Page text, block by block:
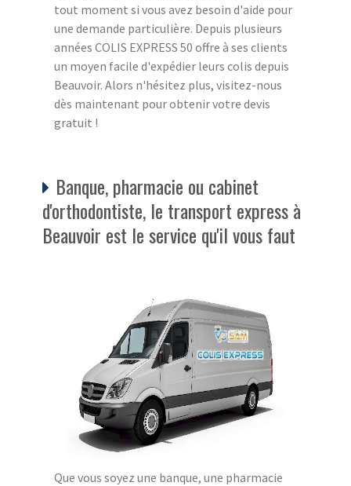
tout moment si vous avez besoin d'aide pour
une demande particulière. Depuis plusieurs
années COLIS EXPRESS 50 offre à ses clients
un moyen facile d'expédier leurs colis depuis
Beauvoir. Alors n'hésitez plus, visitez-nous
dès maintenant pour obtenir votre devis
gratuit !
Banque, pharmacie ou cabinet
d'orthodontiste, le transport express à
Beauvoir est le service qu'il vous faut
Que vous soyez une banque, une pharmacie